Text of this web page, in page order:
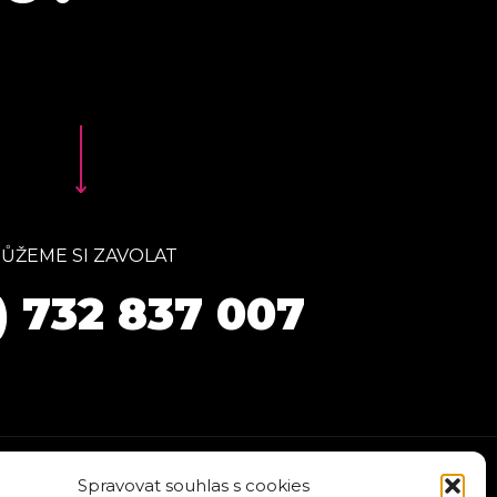
Spravovat souhlas s cookies
SI ZAVOLAT
732 837 007